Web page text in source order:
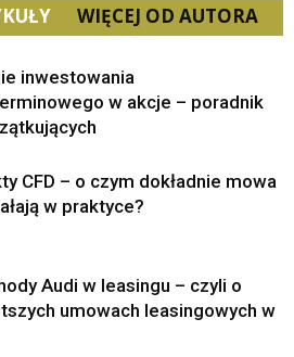
WIĘCEJ OD AUTORA
inwestowania
w akcje – poradnik
CFD – o czym dokładnie mowa
w praktyce?
Audi w leasingu – czyli o
umowach leasingowych w